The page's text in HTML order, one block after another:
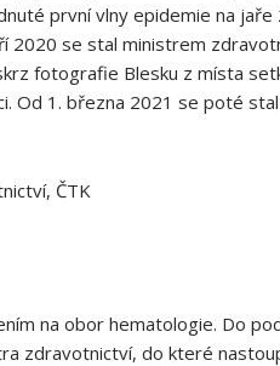
první vlny epidemie na
2020 se stal ministrem
fotografie Blesku z místa
Od 1. března 2021 se poté
ČTK
na obor hematologie. Do
zdravotnictví, do které